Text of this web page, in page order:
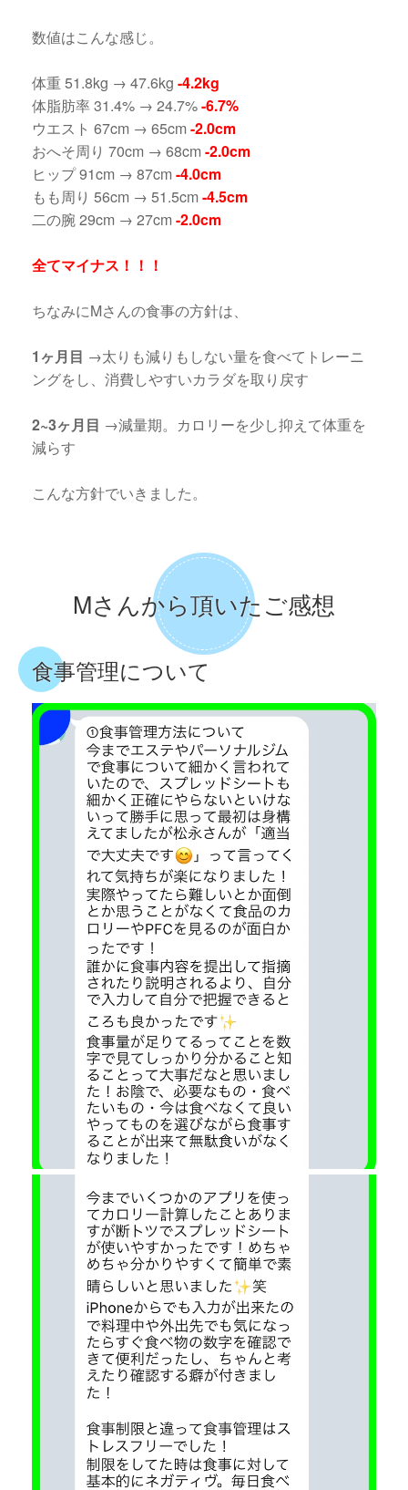
数値はこんな感じ。
体重 51.8kg → 47.6kg -4.2kg
体脂肪率 31.4% → 24.7%-6.7%
ウエスト 67cm → 65cm-2.0cm
おへそ周り 70cm → 68cm-2.0cm
ヒップ 91cm → 87cm-4.0cm
もも周り 56cm → 51.5cm-4.5cm
二の腕 29cm → 27cm-2.0cm
全てマイナス！！！
ちなみにMさんの食事の方針は、
1ヶ月目 →太りも減りもしない量を食べてトレーニ
ングをし、消費しやすいカラダを取り戻す
2~3ヶ月目 →減量期。カロリーを少し抑えて体重を
減らす
こんな方針でいきました。
Mさんから頂いたご感想
食事管理について